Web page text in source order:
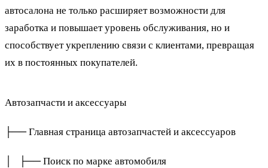
автосалона не только расширяет возможности для
заработка и повышает уровень обслуживания, но и
способствует укреплению связи с клиентами, превращая
их в постоянных покупателей.
Автозапчасти и аксессуары
├── Главная страница автозапчастей и аксессуаров
│ ├── Поиск по марке автомобиля